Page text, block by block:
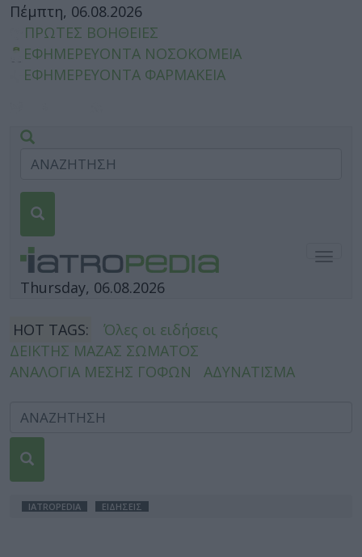
Πέμπτη, 06.08.2026
ΠΡΩΤΕΣ ΒΟΗΘΕΙΕΣ
ΕΦΗΜΕΡΕΥΟΝΤΑ ΝΟΣΟΚΟΜΕΙΑ
ΕΦΗΜΕΡΕΥΟΝΤΑ ΦΑΡΜΑΚΕΙΑ
Thursday, 06.08.2026
HOT TAGS:
Όλες οι ειδήσεις
ΔΕΙΚΤΗΣ ΜΑΖΑΣ ΣΩΜΑΤΟΣ
ΑΝΑΛΟΓΙΑ ΜΕΣΗΣ ΓΟΦΩΝ
ΑΔΥΝΑΤΙΣΜΑ
IATROPEDIA ΕΙΔΗΣΕΙΣ